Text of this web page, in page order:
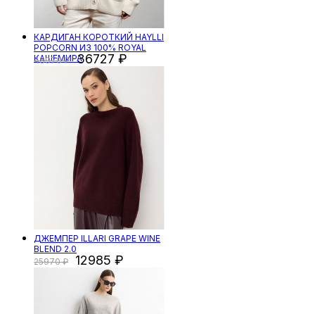
КАРДИГАН КОРОТКИЙ HAYLLI
POPCORN ИЗ 100% ROYAL
КАШЕМИРА
48970 36727
ДЖЕМПЕР ILLARI GRAPE WINE
BLEND 2.0
25970
12985